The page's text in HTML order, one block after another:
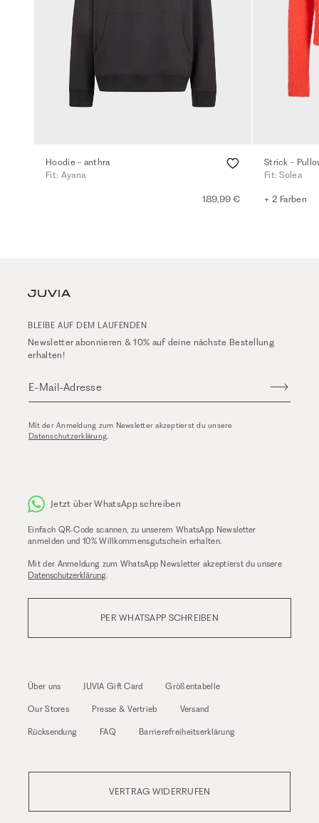
Hoodie - anthra
Fit: Ayana
189,99 €
Strick -
Fit: Solea
+ 2 Farben
BLEIBE AUF DEM LAUFENDEN
Newsletter abonnieren & 10% auf deine nächste Bestellung
erhalten!
E-Mail-Adresse
Mit der Anmeldung zum Newsletter akzeptierst du unsere
Datenschutzerklärung
Jetzt über WhatsApp schreiben
Einfach QR-Code scannen, zu unserem WhatsApp Newsletter
anmelden und 10% Willkommensgutschein erhalten.
Mit der Anmeldung zum WhatsApp Newsletter akzeptierst du unsere
Datenschutzerklärung
PER WHATSAPP SCHREIBEN
Über uns JUVIA Gift Card Größentabelle
Our Stores Presse & Vertrieb Versand
Rücksendung FAQ Barrierefreiheitserklärung
VERTRAG WIDERRUFEN